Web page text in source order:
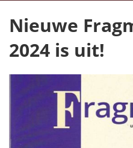
Nieuwe
2024 is uit!